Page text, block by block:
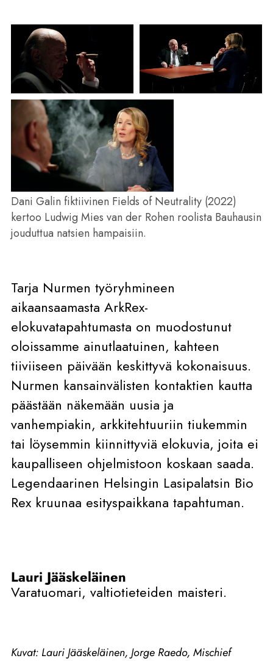
Dani Galin fiktiivinen Fields of Neutrality (2022)
kertoo Ludwig Mies van der Rohen roolista Bauhausin
jouduttua natsien hampaisiin.
Tarja Nurmen työryhmineen
aikaansaamasta ArkRex-
elokuvatapahtumasta on muodostunut
oloissamme ainutlaatuinen, kahteen
tiiviiseen päivään keskittyvä kokonaisuus.
Nurmen kansainvälisten kontaktien kautta
päästään näkemään uusia ja
vanhempiakin, arkkitehtuuriin tiukemmin
tai löysemmin kiinnittyviä elokuvia, joita ei
kaupalliseen ohjelmistoon koskaan saada.
Legendaarinen Helsingin Lasipalatsin Bio
Rex kruunaa esityspaikkana tapahtuman.
Lauri Jääskeläinen
Varatuomari, valtiotieteiden maisteri.
Kuvat: Lauri Jääskeläinen, Jorge Raedo, Mischief